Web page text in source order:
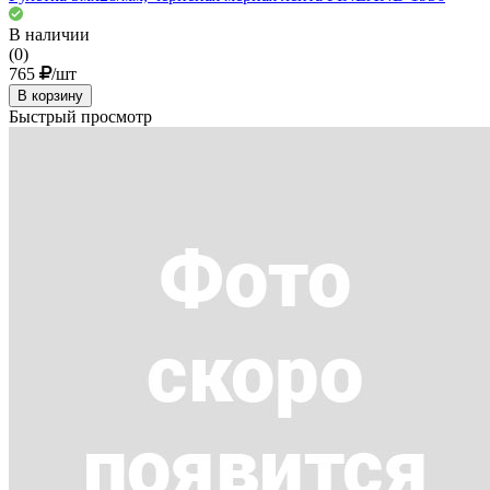
В наличии
(0)
765
/шт
В корзину
Быстрый просмотр